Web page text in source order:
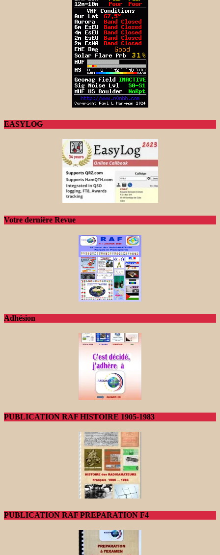
EASYLOG
Votre dernière Revue
Adhésion
PUBLICATION RAF HISTOIRE 1905-1983
PUBLICATION RAF PREPARATION F4